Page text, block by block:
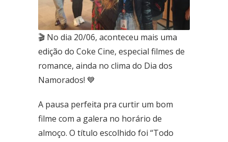
Ceilândia
QNN 30 Área Especial F
Fone: (61) 3035-6666
Taguatinga
Pistão Sul CSG 9
Taguatinga
Pistão Sul CSG 9
🎬 No dia 20/06, aconteceu mais uma
edição do Coke Cine, especial filmes de
romance, ainda no clima do Dia dos
Namorados! 💙
A pausa perfeita pra curtir um bom
filme com a galera no horário de
almoço. O título escolhido foi “Todo